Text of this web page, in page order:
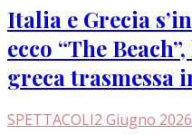
Italia e Grecia
ecco “The
greca trasmessa
SPETTACOLI2 Giugno 2026